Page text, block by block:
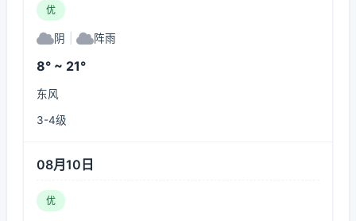
优
阴 阵雨
8° ~ 21°
东风
3-4级
08月10日
优